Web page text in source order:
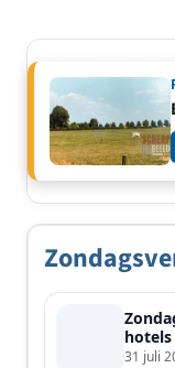
31 juli